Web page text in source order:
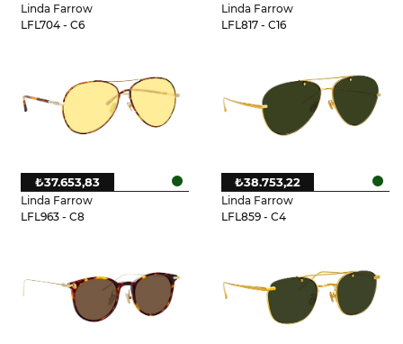
Linda Farrow
LFL704 - C6
Linda Farrow
LFL817 - C16
Linda Farrow
LFL963 - C8
₺37.653,83
Linda Farrow
LFL859 - C4
₺38.753,22